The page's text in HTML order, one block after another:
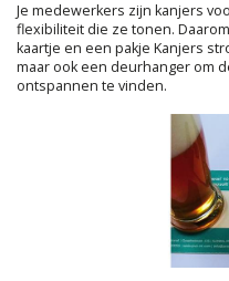
Je medewerkers zijn kanjers
flexibiliteit die ze tonen.
kaartje en een pakje Kanjers
maar ook een deurhanger om
ontspannen te vinden.